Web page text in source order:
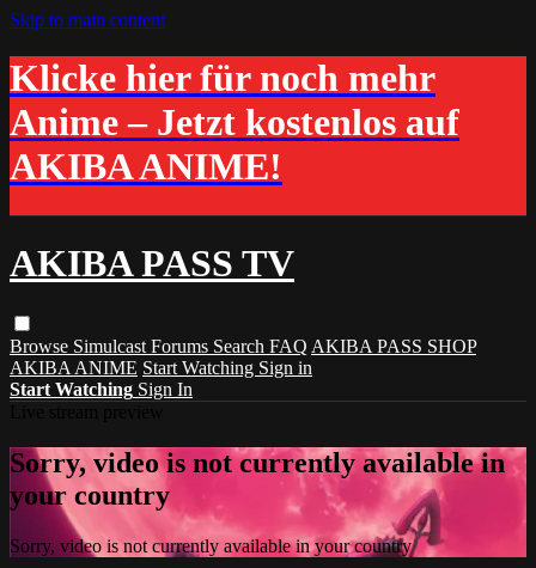
Skip to main content
Klicke hier für noch mehr
Anime – Jetzt kostenlos auf
AKIBA ANIME!
AKIBA PASS TV
Browse Simulcast Forums Search FAQ AKIBA PASS SHOP
AKIBA ANIME Start Watching Sign in
Start Watching Sign In
Sorry, video is not currently available in
your country
Sorry, video is not currently available in your country